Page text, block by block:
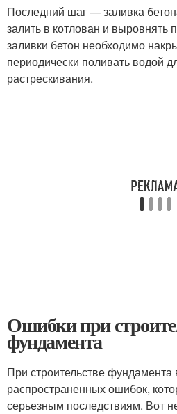
Последний шаг — заливка
залить в котлован и выровнять
заливки бетон необходимо
периодически поливать водой
растрескивания.
Ошибки при
фундамента
При строительстве фундамента
распространенных ошибок,
серьезным последствиям. Вот